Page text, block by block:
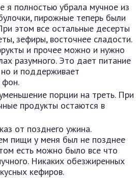
я полностью убрала мучное из
пирожные теперь были
этом все остальные десерты
зефиры, восточнее сладости.
и прочее можно и нужно
разумного. Это дает питание
но и поддерживает
фон.
порции на треть. При
продукты остаются в
от позднего ужина.
пищи у меня был не позднее
есть можно было все что
Никаких обезжиренных
кефиров.